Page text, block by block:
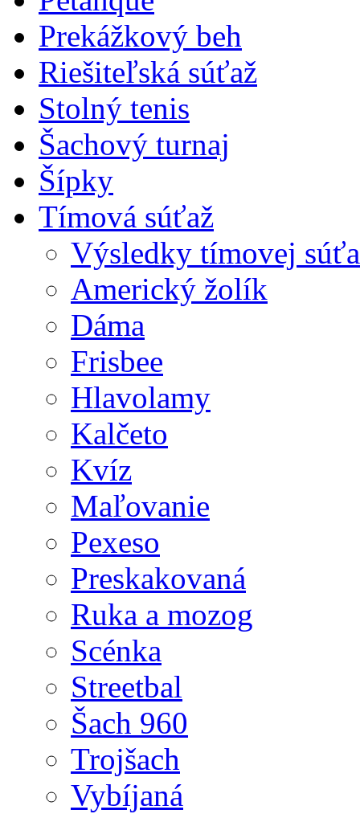
Prekážkový beh
Riešiteľská súťaž
Stolný tenis
Šachový turnaj
Šípky
Tímová súťaž
Výsledky tímovej
Americký žolík
Dáma
Frisbee
Hlavolamy
Kalčeto
Kvíz
Maľovanie
Pexeso
Preskakovaná
Ruka a mozog
Scénka
Streetbal
Šach 960
Trojšach
Vybíjaná